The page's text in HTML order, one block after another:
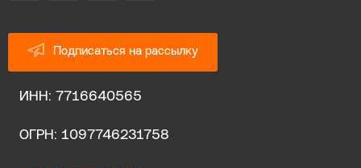
Подписаться на рассылку
ИНН: 7716640565
ОГРН: 1097746231758